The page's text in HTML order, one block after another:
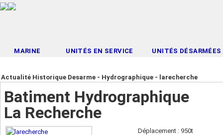
MARINE UNITÉS EN SERVICE UNITÉS DÉSARMÉES
Actualité Historique Desarme - Hydrographique - larecherche
Batiment Hydrographique
La Recherche
Déplacement : 950t